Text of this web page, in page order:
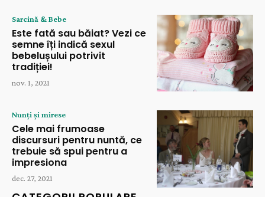
Sarcină & Bebe
Este fată sau băiat? Vezi ce
semne îți indică sexul
bebelușului potrivit
tradiției!
nov. 1, 2021
Nunți și mirese
Cele mai frumoase
discursuri pentru nuntă, ce
trebuie să spui pentru a
impresiona
dec. 27, 2021